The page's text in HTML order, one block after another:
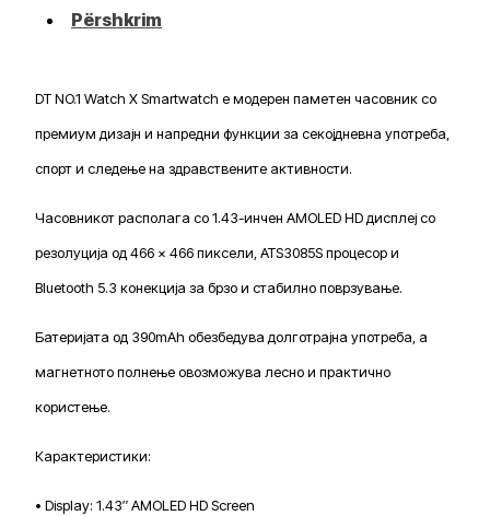
Përshkrim
DT NO.1 Watch X Smartwatch е модерен паметен часовник со
премиум дизајн и напредни функции за секојдневна употреба,
спорт и следење на здравствените активности.
Часовникот располага со 1.43-инчен AMOLED HD дисплеј со
резолуција од 466 × 466 пиксели, ATS3085S процесор и
Bluetooth 5.3 конекција за брзо и стабилно поврзување.
Батеријата од 390mAh обезбедува долготрајна употреба, а
магнетното полнење овозможува лесно и практично
користење.
Карактеристики:
• Display: 1.43″ AMOLED HD Screen